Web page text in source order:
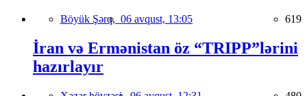
Böyük Şərq, 06 avqust, 13:05 619
İran və Ermənistan öz “TRIPP”lərini
hazırlayır